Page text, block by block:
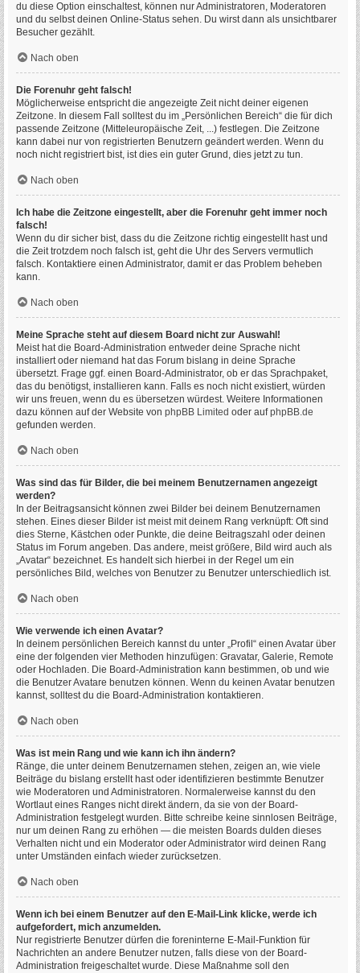
du diese Option einschaltest, können nur Administratoren, Moderatoren
und du selbst deinen Online-Status sehen. Du wirst dann als unsichtbarer
Besucher gezählt.
Nach oben
Die Forenuhr geht falsch!
Möglicherweise entspricht die angezeigte Zeit nicht deiner eigenen
Zeitzone. In diesem Fall solltest du im „Persönlichen Bereich“ die für dich
passende Zeitzone (Mitteleuropäische Zeit, ...) festlegen. Die Zeitzone
kann dabei nur von registrierten Benutzern geändert werden. Wenn du
noch nicht registriert bist, ist dies ein guter Grund, dies jetzt zu tun.
Nach oben
Ich habe die Zeitzone eingestellt, aber die Forenuhr geht immer noch
falsch!
Wenn du dir sicher bist, dass du die Zeitzone richtig eingestellt hast und
die Zeit trotzdem noch falsch ist, geht die Uhr des Servers vermutlich
falsch. Kontaktiere einen Administrator, damit er das Problem beheben
kann.
Nach oben
Meine Sprache steht auf diesem Board nicht zur Auswahl!
Meist hat die Board-Administration entweder deine Sprache nicht
installiert oder niemand hat das Forum bislang in deine Sprache
übersetzt. Frage ggf. einen Board-Administrator, ob er das Sprachpaket,
das du benötigst, installieren kann. Falls es noch nicht existiert, würden
wir uns freuen, wenn du es übersetzen würdest. Weitere Informationen
dazu können auf der Website von phpBB Limited oder aufphpBB.de
gefunden werden.
Nach oben
Was sind das für Bilder, die bei meinem Benutzernamen angezeigt
werden?
In der Beitragsansicht können zwei Bilder bei deinem Benutzernamen
stehen. Eines dieser Bilder ist meist mit deinem Rang verknüpft: Oft sind
dies Sterne, Kästchen oder Punkte, die deine Beitragszahl oder deinen
Status im Forum angeben. Das andere, meist größere, Bild wird auch als
„Avatar“ bezeichnet. Es handelt sich hierbei in der Regel um ein
persönliches Bild, welches von Benutzer zu Benutzer unterschiedlich ist.
Nach oben
Wie verwende ich einen Avatar?
In deinem persönlichen Bereich kannst du unter „Profil“ einen Avatar über
eine der folgenden vier Methoden hinzufügen: Gravatar, Galerie, Remote
oder Hochladen. Die Board-Administration kann bestimmen, ob und wie
die Benutzer Avatare benutzen können. Wenn du keinen Avatar benutzen
kannst, solltest du die Board-Administration kontaktieren.
Nach oben
Was ist mein Rang und wie kann ich ihn ändern?
Ränge, die unter deinem Benutzernamen stehen, zeigen an, wie viele
Beiträge du bislang erstellt hast oder identifizieren bestimmte Benutzer
wie Moderatoren und Administratoren. Normalerweise kannst du den
Wortlaut eines Ranges nicht direkt ändern, da sie von der Board-
Administration festgelegt wurden. Bitte schreibe keine sinnlosen Beiträge,
nur um deinen Rang zu erhöhen — die meisten Boards dulden dieses
Verhalten nicht und ein Moderator oder Administrator wird deinen Rang
unter Umständen einfach wieder zurücksetzen.
Nach oben
Wenn ich bei einem Benutzer auf den E-Mail-Link klicke, werde ich
aufgefordert, mich anzumelden.
Nur registrierte Benutzer dürfen die foreninterne E-Mail-Funktion für
Nachrichten an andere Benutzer nutzen, falls diese von der Board-
Administration freigeschaltet wurde. Diese Maßnahme soll den